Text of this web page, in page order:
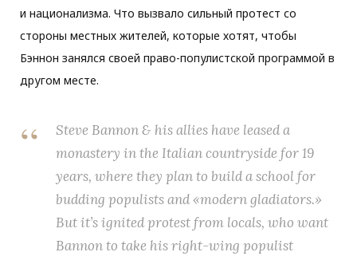
и национализма. Что вызвало сильный протест со
стороны местных жителей, которые хотят, чтобы
Бэннон занялся своей право-популистской программой в
другом месте.
Steve Bannon & his allies have leased a
monastery in the Italian countryside for 19
years, where they plan to build a school for
budding populists and «modern gladiators.»
But it’s ignited protest from locals, who want
Bannon to take his right-wing populist